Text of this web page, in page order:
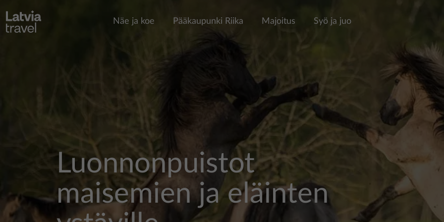
Näe ja koe Pääkaupunki Riika Majoitus Syö ja juo
Luonnonpuistot
maisemien ja eläinten